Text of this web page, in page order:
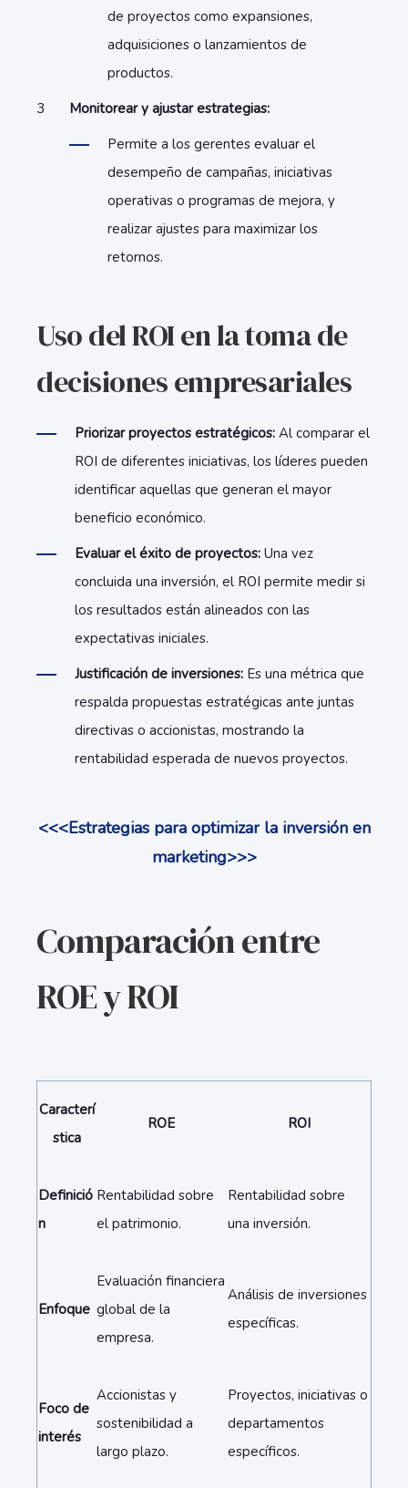
de proyectos como expansiones,
adquisiciones o lanzamientos de
productos.
Monitorear y ajustar estrategias:
Permite a los gerentes evaluar el
desempeño de campañas, iniciativas
operativas o programas de mejora, y
realizar ajustes para maximizar los
retornos.
Uso del ROI en la toma de
decisiones empresariales
Priorizar proyectos estratégicos: Al comparar el
ROI de diferentes iniciativas, los líderes pueden
identificar aquellas que generan el mayor
beneficio económico.
Evaluar el éxito de proyectos: Una vez
concluida una inversión, el ROI permite medir si
los resultados están alineados con las
expectativas iniciales.
Justificación de inversiones: Es una métrica que
respalda propuestas estratégicas ante juntas
directivas o accionistas, mostrando la
rentabilidad esperada de nuevos proyectos.
<<<Estrategias para optimizar la inversión en
marketing>>>
Comparación entre
ROE y ROI
Caracterí
stica
ROE ROI
Definició
n
Rentabilidad sobre
el patrimonio.
Rentabilidad sobre
una inversión.
Enfoque
Evaluación financiera
global de la
empresa.
Análisis de inversiones
específicas.
Foco de
interés
Accionistas y
sostenibilidad a
largo plazo.
Proyectos, iniciativas o
departamentos
específicos.